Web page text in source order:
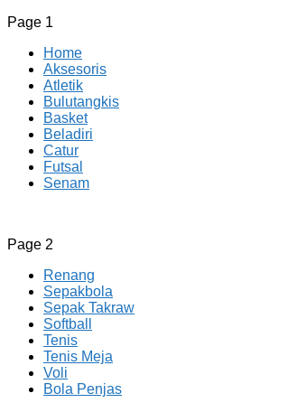
Page 1
Home
Aksesoris
Atletik
Bulutangkis
Basket
Beladiri
Catur
Futsal
Senam
CV JAYA BERSAMA Co Id
Menyediakan Semua Perlengkapan
Page 2
Renang
Sepakbola
Sepak Takraw
Softball
Tenis
Tenis Meja
Voli
Bola Penjas